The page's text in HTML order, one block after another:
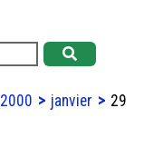
2000 janvier
29